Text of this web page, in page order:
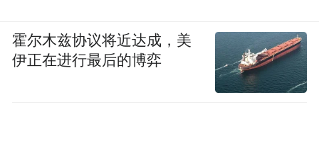
霍尔木兹协议将近达成，美
伊正在进行最后的博弈